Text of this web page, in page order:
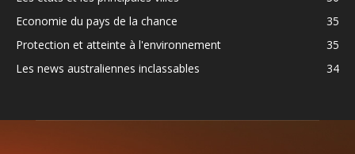
Economie du pays de la chance
35
Protection et atteinte à l'environnement
35
Les news australiennes inclassables
34